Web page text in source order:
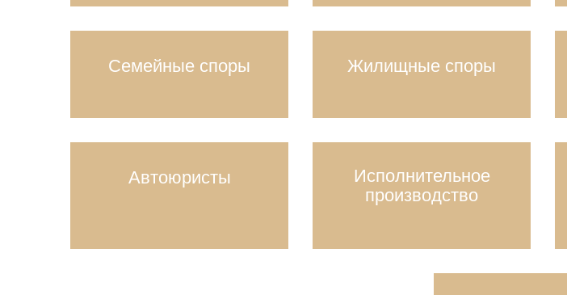
Семейные споры Жилищные споры
Автоюристы
Исполнительное
производство